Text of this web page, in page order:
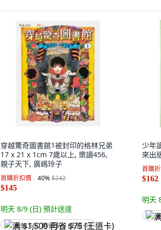
穿越驚奇圖書館1被封印的格林兄弟
17 x 21 x 1cm 7歲以上, 樂讀456,
親子天下, 廣嶋玲子
首購折扣價 40%$242
$145
明天 8/9 (日) 預計送達
满 $1,500 再省 $75 (王道卡)
少年
來出
首購
$162
明天